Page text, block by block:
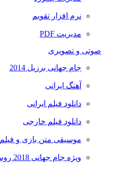
نرم افزار تقویم
مدیریت PDF
صوتی و تصویری
جام جهانی برزیل 2014
آهنگ ایرانی
دانلود فیلم ایرانی
دانلود فیلم خارجی
موسیقی متن بازی و فیلم
ویژه جام جهانی 2018 روسیه